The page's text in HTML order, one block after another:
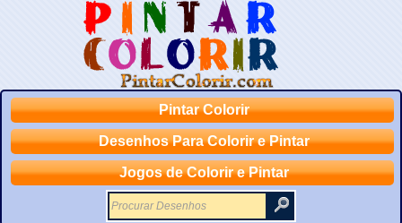
Pintar Colorir
Desenhos Para Colorir e Pintar
Jogos de Colorir e Pintar